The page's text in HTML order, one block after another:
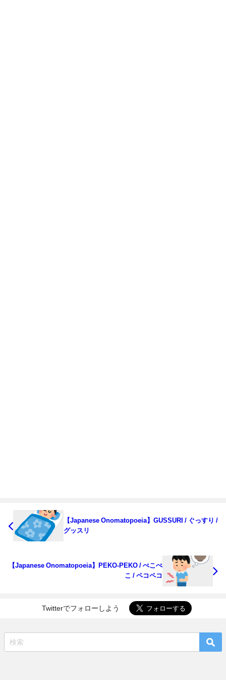
【Japanese Onomatopoeia】GUSSURI / ぐっすり /
グッスリ
【Japanese Onomatopoeia】PEKO-PEKO / ぺこぺ
こ / ペコペコ
Twitterでフォローしよう